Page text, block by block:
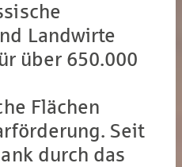
Landwirte
über 650.000
Flächen
Seit
durch das